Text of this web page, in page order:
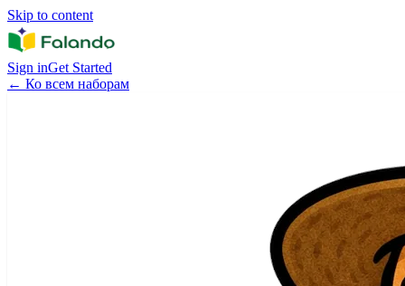
Skip to content
Sign inGet Started
← Ко всем наборам